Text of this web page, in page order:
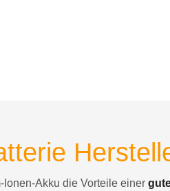
Akku die Vorteile einer